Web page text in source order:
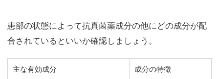
患部の状態によって抗真菌薬成分の他にどの成分が配
合されているといいか確認しましょう。
主な有効成分 成分の特徴